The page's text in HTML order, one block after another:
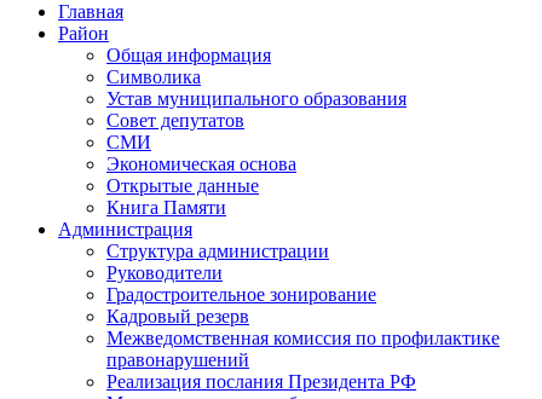
Главная
Район
Общая информация
Символика
Устав муниципального образования
Совет депутатов
СМИ
Экономическая основа
Открытые данные
Книга Памяти
Администрация
Структура администрации
Руководители
Градостроительное зонирование
Кадровый резерв
Межведомственная комиссия по профилактике
правонарушений
Реализация послания Президента РФ